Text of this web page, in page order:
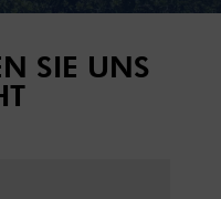
SIE UNS